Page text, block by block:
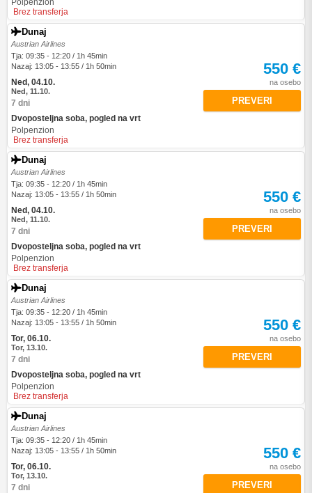
Polpenzion
Brez transferja
Dunaj
Austrian Airlines
Tja: 09:35 - 12:20 / 1h 45min
Nazaj: 13:05 - 13:55 / 1h 50min
Ned, 04.10.
Ned, 11.10.
7 dni
Dvoposteljna soba, pogled na vrt
Polpenzion
Brez transferja
550 €
na osebo
PREVERI
Dunaj
Austrian Airlines
Tja: 09:35 - 12:20 / 1h 45min
Nazaj: 13:05 - 13:55 / 1h 50min
Ned, 04.10.
Ned, 11.10.
7 dni
Dvoposteljna soba, pogled na vrt
Polpenzion
Brez transferja
550 €
na osebo
PREVERI
Dunaj
Austrian Airlines
Tja: 09:35 - 12:20 / 1h 45min
Nazaj: 13:05 - 13:55 / 1h 50min
Tor, 06.10.
Tor, 13.10.
7 dni
Dvoposteljna soba, pogled na vrt
Polpenzion
Brez transferja
550 €
na osebo
PREVERI
Dunaj
Austrian Airlines
Tja: 09:35 - 12:20 / 1h 45min
Nazaj: 13:05 - 13:55 / 1h 50min
Tor, 06.10.
Tor, 13.10.
7 dni
550 €
na osebo
PREVERI